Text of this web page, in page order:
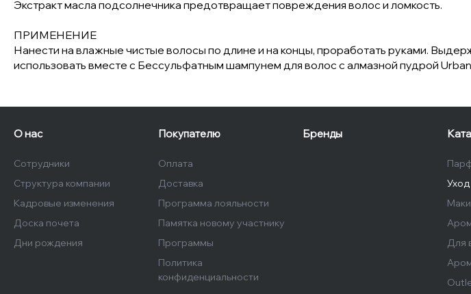
Экстракт масла подсолнечника предотвращает повреждения волос и ломкость.
ПРИМЕНЕНИЕ
Нанести на влажные чистые волосы по длине и на концы, проработать руками.
использовать вместе с Бессульфатным шампунем для волос с алмазной пудрой
О нас
Сотрудники
Структура компании
Кадровые изменения
Доска почета
Дни рождения
Покупателю
Оплата
Доставка
Программа лояльности
Памятка новому участнику
Программы
Политика
конфиденциальности
Бренды
Уход
Для